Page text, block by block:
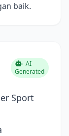
baik.
AI
Generated
Sport